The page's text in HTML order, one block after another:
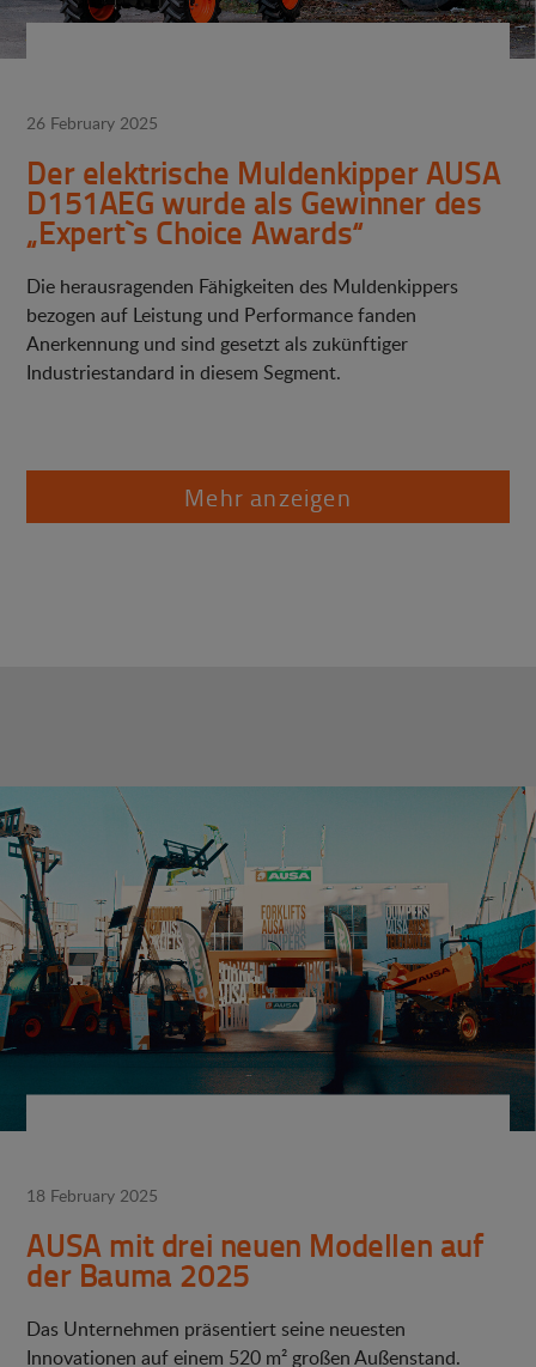
26 February 2025
Der elektrische Muldenkipper AUSA
D151AEG wurde als Gewinner des
„Expert`s Choice Awards“
Die herausragenden Fähigkeiten des Muldenkippers
bezogen auf Leistung und Performance fanden
Anerkennung und sind gesetzt als zukünftiger
Industriestandard in diesem Segment.
Mehr anzeigen
18 February 2025
AUSA mit drei neuen Modellen auf
der Bauma 2025
Das Unternehmen präsentiert seine neuesten
Innovationen auf einem 520 m² großen Außenstand.